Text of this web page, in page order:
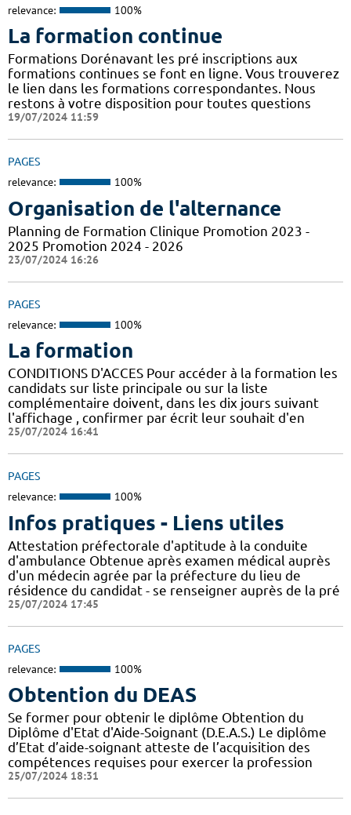
relevance: 100%
La formation continue
Formations Dorénavant les pré inscriptions aux
formations continues se font en ligne. Vous trouverez
le lien dans les formations correspondantes. Nous
restons à votre disposition pour toutes questions
19/07/2024 11:59
PAGES
relevance: 100%
Organisation de l'alternance
Planning de Formation Clinique Promotion 2023 -
2025 Promotion 2024 - 2026
23/07/2024 16:26
PAGES
relevance: 100%
La formation
CONDITIONS D'ACCES Pour accéder à la formation les
candidats sur liste principale ou sur la liste
complémentaire doivent, dans les dix jours suivant
l'affichage , confirmer par écrit leur souhait d'en
25/07/2024 16:41
PAGES
relevance: 100%
Infos pratiques - Liens utiles
Attestation préfectorale d'aptitude à la conduite
d'ambulance Obtenue après examen médical auprès
d'un médecin agrée par la préfecture du lieu de
résidence du candidat - se renseigner auprès de la pré
25/07/2024 17:45
PAGES
relevance: 100%
Obtention du DEAS
Se former pour obtenir le diplôme Obtention du
Diplôme d'Etat d'Aide-Soignant (D.E.A.S.) Le diplôme
d’Etat d’aide-soignant atteste de l’acquisition des
compétences requises pour exercer la profession
25/07/2024 18:31